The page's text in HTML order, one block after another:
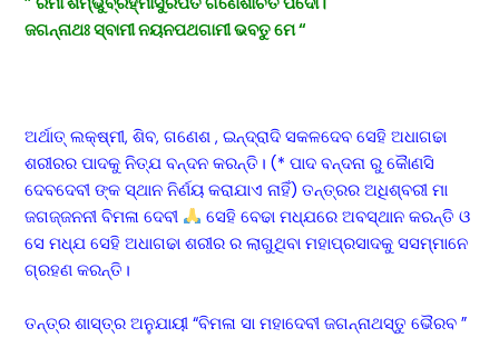
ଜଗନ୍ନାଥଃ ସ୍ବାମୀ ନୟନପଥଗାମୀ ଭବତୁ ମେ “
ଅର୍ଥାତ୍ ଲକ୍ଷ୍ମୀ, ଶିବ, ଗଣେଶ , ଇନ୍ଦ୍ରାଦି ସକଳଦେବ ସେହି ଅଧାଗଢା
ଶରୀରର ପାଦକୁ ନିତ୍ଯ ବନ୍ଦନ କରନ୍ତି। (* ପାଦ ବନ୍ଦନା ରୁ କୈାଣସି
ଦେବଦେବୀ ଙ୍କ ସ୍ଥାନ ନିର୍ଣୟ କରାଯାଏ ନାହିଁ) ତନ୍ତ୍ରର ଅଧିଶ୍ବରୀ ମା
ଜଗଜ୍ଜନନୀ ବିମଳା ଦେବୀ
ସେହି ବେଢା ମଧ୍ଯରେ ଅବସ୍ଥାନ କରନ୍ତି ଓ
ସେ ମଧ୍ଯ ସେହି ଅଧାଗଢା ଶରୀର ର ଲାଗୁଥିବା ମହାପ୍ରସାଦକୁ ସସମ୍ମାନେ
ଗ୍ରହଣ କରନ୍ତି।
ତନ୍ତ୍ର ଶାସ୍ତ୍ର ଅନୁଯାୟୀ “ବିମଳା ସା ମହାଦେବୀ ଜଗନ୍ନାଥସ୍ତୁ ଭୈରବ ”